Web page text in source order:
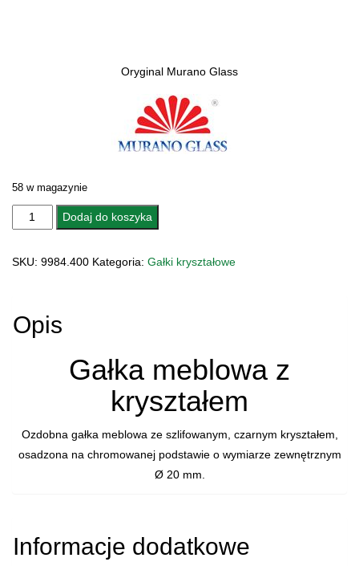
Oryginal Murano Glass
58 w magazynie
ilość
GAŁKA
FULGOR
Dodaj do koszyka
SKU: 9984.400 Kategoria: Gałki kryształowe
Opis
Gałka meblowa z
kryształem
Ozdobna gałka meblowa ze szlifowanym, czarnym kryształem,
osadzona na chromowanej podstawie o wymiarze zewnętrznym
Ø 20 mm.
Informacje dodatkowe